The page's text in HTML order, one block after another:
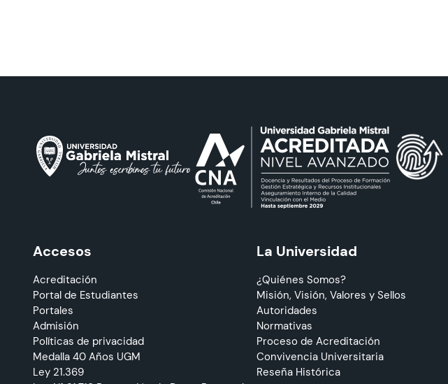
Accesos
Acreditación
Portal de Estudiantes
Portales
Admisión
Políticas de privacidad
Medalla 40 Años UGM
Ley 21.369
La Universidad
¿Quiénes Somos?
Misión, Visión, Valores y Sellos
Autoridades
Normativas
Proceso de Acreditación
Convivencia Universitaria
Reseña Histórica